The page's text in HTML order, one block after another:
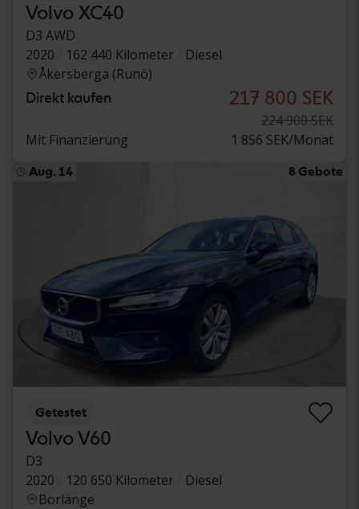
Volvo XC40
D3 AWD
2020
162 440 Kilometer
Diesel
Åkersberga (Runö)
Direkt kaufen 217 800 SEK
224 900 SEK
Mit Finanzierung
1 856 SEK/Monat
Aug. 14 8 Gebote
Getestet
Volvo V60
D3
2020
120 650 Kilometer
Diesel
Borlänge